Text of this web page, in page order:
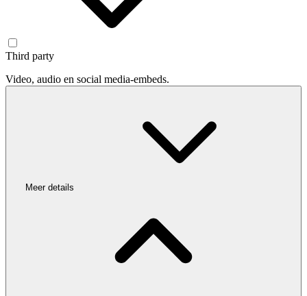
Third party
Video, audio en social media-embeds.
Meer details